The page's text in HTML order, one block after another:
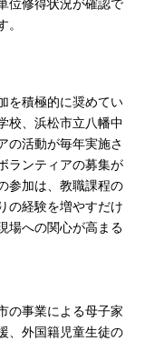
位修得状況が確認で
。
を積極的に奨めてい
校、浜松市立八幡中
の活動が毎年実施さ
ランティアの募集が
参加は、教職課程の
の経験を増やすだけ
場への関心が高まる
の事業による母子家
、外国籍児童生徒の